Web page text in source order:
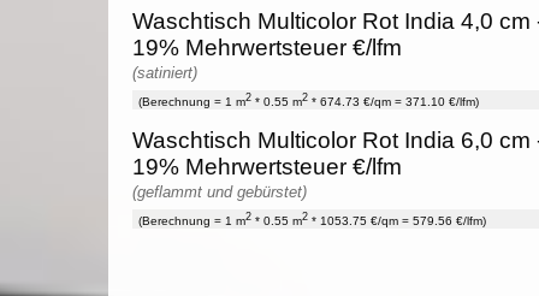
Waschtisch Multicolor Rot India 4,0 cm
19% Mehrwertsteuer €/lfm
(satiniert)
(Berechnung = 1 m2 * 0.55 m2 * 674.73 €/qm = 371.10 €/lfm)
Waschtisch Multicolor Rot India 6,0 cm
19% Mehrwertsteuer €/lfm
(geflammt und gebürstet)
(Berechnung = 1 m2 * 0.55 m2 * 1053.75 €/qm = 579.56 €/lfm)